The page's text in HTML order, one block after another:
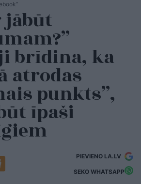
jābūt
brīdina, ka
atrodas
punkts”,
īpaši
PIEVIENO LA.LV
SEKO WHATSAPP